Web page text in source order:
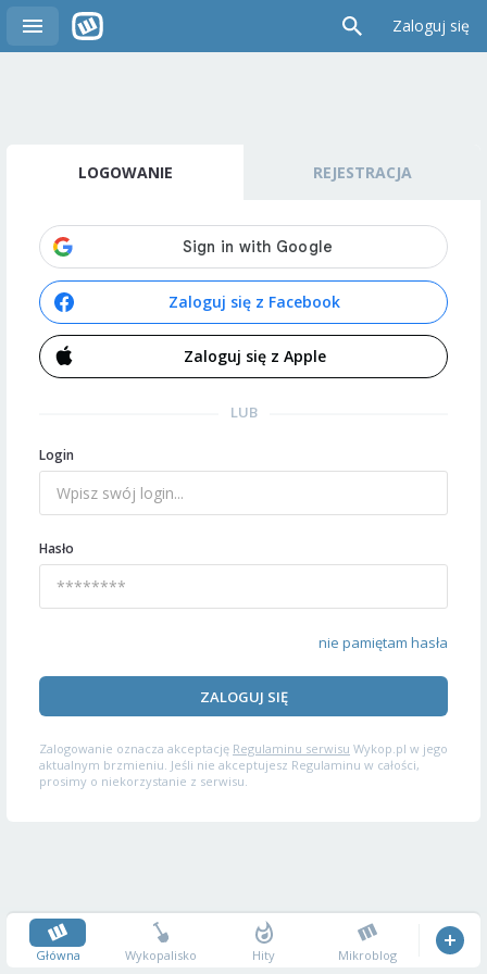
Zaloguj się
LOGOWANIE REJESTRACJA
Zaloguj się z Facebook
Zaloguj się z Apple
LUB
Login
Hasło
nie pamiętam hasła
ZALOGUJ SIĘ
Zalogowanie oznacza akceptację Regulaminu serwisu Wykop.pl w jego
aktualnym brzmieniu. Jeśli nie akceptujesz Regulaminu w całości,
prosimy o niekorzystanie z serwisu.
Główna Wykopalisko Hity Mikroblog